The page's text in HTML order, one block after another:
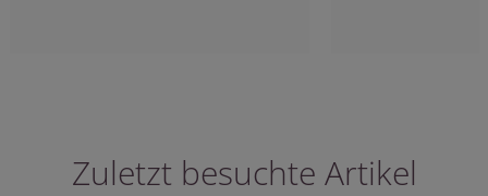
Zuletzt besuchte Artikel